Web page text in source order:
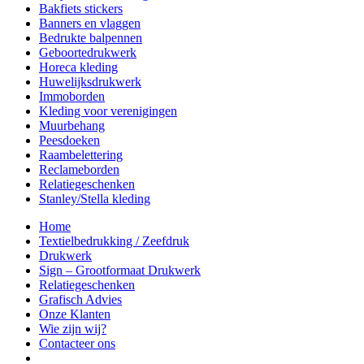
Bakfiets stickers
Banners en vlaggen
Bedrukte balpennen
Geboortedrukwerk
Horeca kleding
Huwelijksdrukwerk
Immoborden
Kleding voor verenigingen
Muurbehang
Peesdoeken
Raambelettering
Reclameborden
Relatiegeschenken
Stanley/Stella kleding
Home
Textielbedrukking / Zeefdruk
Drukwerk
Sign – Grootformaat Drukwerk
Relatiegeschenken
Grafisch Advies
Onze Klanten
Wie zijn wij?
Contacteer ons